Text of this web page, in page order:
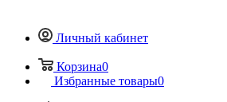
Личный кабинет
Корзина0
Избранные товары0